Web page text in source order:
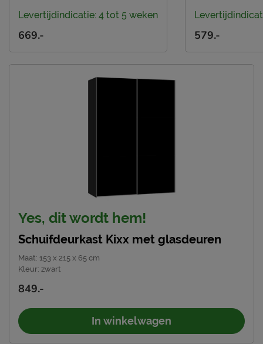
Levertijdindicatie: 4 tot 5 weken
669.- 579.-
Yes, dit wordt hem!
Schuifdeurkast Kixx met glasdeuren
Maat: 153 x 215 x 65 cm
Kleur: zwart
849.-
In winkelwagen